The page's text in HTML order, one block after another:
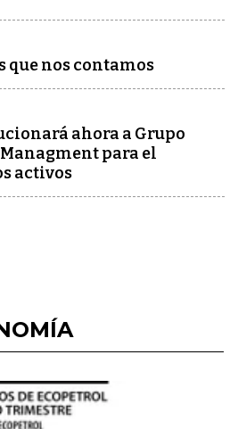
que nos contamos
ahora a Grupo
para el
activos